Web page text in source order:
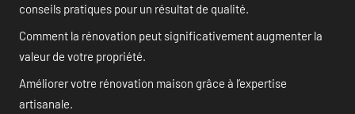
conseils pratiques pour un résultat de qualité.
Comment la rénovation peut significativement augmenter la
valeur de votre propriété.
Améliorer votre rénovation maison grâce à l’expertise
artisanale.